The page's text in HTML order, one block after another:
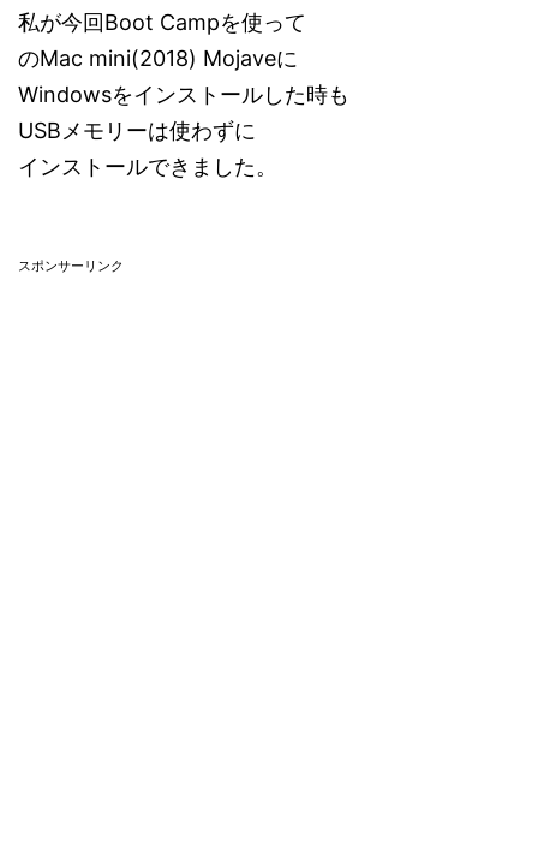
私が今回Boot Campを使って
のMac mini(2018) Mojaveに
Windowsをインストールした時も
USBメモリーは使わずに
インストールできました。
スポンサーリンク